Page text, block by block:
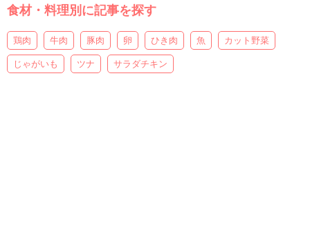
食材・料理別に記事を探す
鶏肉 牛肉 豚肉 卵 ひき肉 魚 カット野菜
じゃがいも ツナ サラダチキン